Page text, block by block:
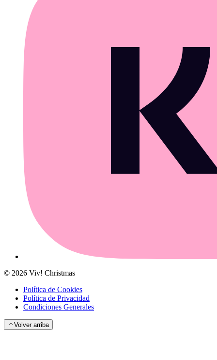
© 2026 Viv! Christmas
Política de Cookies
Política de Privacidad
Condiciones Generales
Volver arriba